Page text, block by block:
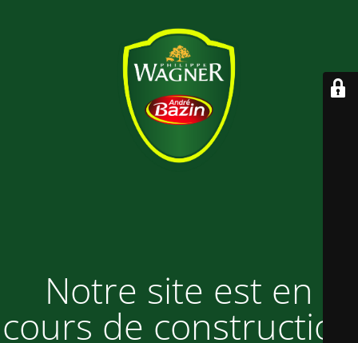
Notre site est en
cours de construction